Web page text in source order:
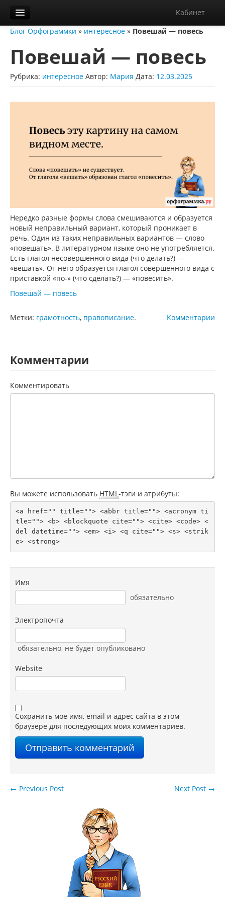
Кабинет
Орфограммка
Библиотека
Блог
Справка
Диктанты
Блог Орфограммки » интересное » Повешай — повесь
Повешай — повесь
Рубрика: интересное Автор: Мария Дата: 12.03.2025
Нередко разные формы слова смешиваются и образуется
новый неправильный вариант, который проникает в
речь. Один из таких неправильных вариантов — слово
«повешать». В литературном языке оно не употребляется.
Есть глагол несовершенного вида (что делать?) —
«вешать». От него образуется глагол совершенного вида с
приставкой «по-» (что сделать?) — «повесить».
Повешай — повесь
Комментарии
Метки: грамотность, правописание.
Комментарии
Комментировать
Вы можете использовать HTML -тэги и атрибуты:
<a href="" title=""> <abbr title=""> <acronym ti
tle=""> <b> <blockquote cite=""> <cite> <code> <
del datetime=""> <em> <i> <q cite=""> <s> <strik
e> <strong>
Имя
обязательно
Электропочта
обязательно, не будет опубликовано
Website
Сохранить моё имя, email и адрес сайта в этом
браузере для последующих моих комментариев.
Next Post →
← Previous Post